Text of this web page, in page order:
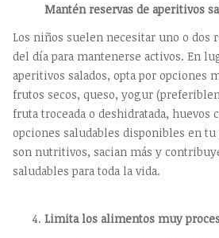
Mantén reservas de aperitivos
Los niños suelen necesitar uno o dos
del día para mantenerse activos. En
aperitivos salados, opta por opciones
frutos secos, queso, yogur
fruta troceada o deshidratada, huevos
opciones saludables disponibles en
son nutritivos, sacian más y
saludables para toda la vida.
Limita los alimentos muy